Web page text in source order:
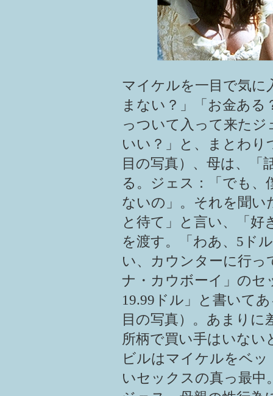
マイケルを一目で気に
まない？」「お金ある
っついて入って来た
いい？」と、まとわ
目の写真）、母は、「
る。ジェス：「でも
ないの」。それを聞
と待て」と言い、「
を渡す。「わあ、5ド
い、カウンターに行
ナ・カウボーイ」のセ
19.99ドル」と書いて
目の写真）。あまり
所柄で買い手はいない
ビルはマイケルをベ
いセックスの真っ最中